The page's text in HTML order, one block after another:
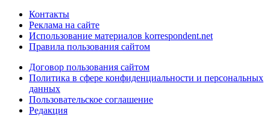
Контакты
Реклама на сайте
Использование материалов korrespondent.net
Правила пользования сайтом
Договор пользования сайтом
Политика в сфере конфиденциальности и персональных
данных
Пользовательское соглашение
Редакция